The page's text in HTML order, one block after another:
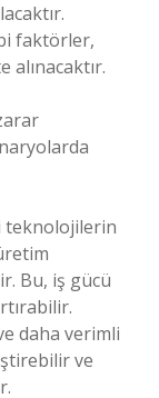
faktörler,
teknolojilerin
Bu, iş gücü
daha verimli
ve